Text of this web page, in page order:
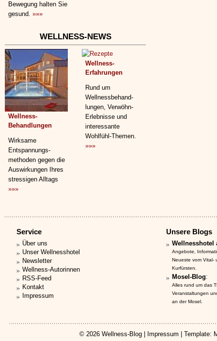
Bewegung halten Sie
gesund. »»»
WELLNESS-NEWS
Wellness-
Behandlungen
Wirksame
Entspannungs­
methoden gegen die
Auswirkungen Ihres
stressigen Alltags
»»»
Wellness-
Erfahrungen
Rund um
Wellnessbehand­
lungen, Verwöhn-
Erlebnisse und
interessante
Wohlfühl-Themen.
»»»
Service
Über uns
Unser Wellnesshotel
Newsletter
Wellness-Autorinnen
RSS-Feed
Kontakt
Impressum
Unsere Blogs
Wellnesshotel
Angebote,
Neueste vom Vital-
Kurfürsten.
Mosel-Blog:
Alles rund um das
Veranstaltungen
an der Mosel.
© 2026 Wellness-Blog Impressum | Template: